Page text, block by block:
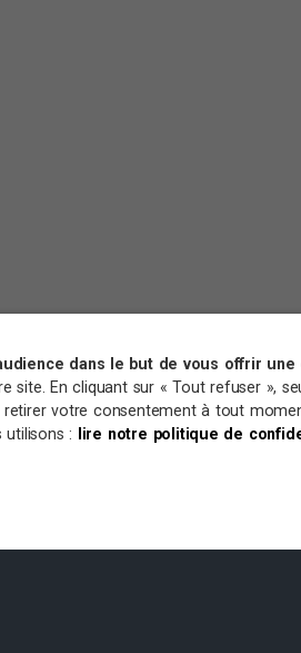
dans le but de vous offrir
En cliquant sur « Tout refuser »,
votre consentement à tout
utilisons :
lire notre politique de